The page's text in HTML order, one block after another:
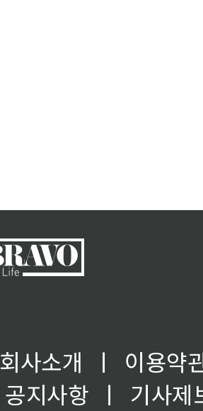
회사소개 ㅣ
이용약
공지사항
ㅣ
기사제